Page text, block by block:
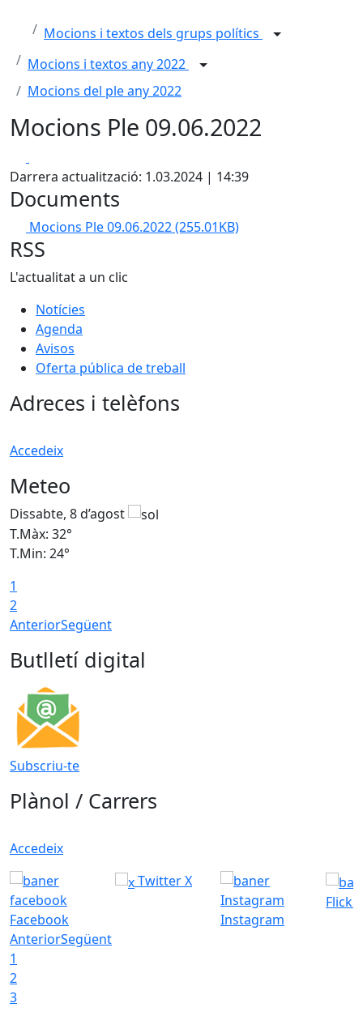
Mocions i textos dels grups polítics
Mocions i textos any 2022
Mocions del ple any 2022
Mocions Ple 09.06.2022
Darrera actualització: 1.03.2024 | 14:39
Documents
Mocions Ple 09.06.2022(255.01KB)
RSS
L'actualitat a un clic
Notícies
Agenda
Avisos
Oferta pública de treball
Adreces i telèfons
Accedeix
Meteo
Dissabte, 8 d’agost
T.Màx: 32°
T.Min: 24°
1
2
AnteriorSegüent
Butlletí digital
Subscriu-te
Plànol / Carrers
Accedeix
Facebook
Twitter X
Instagram
Flickr
AnteriorSegüent
1
2
3